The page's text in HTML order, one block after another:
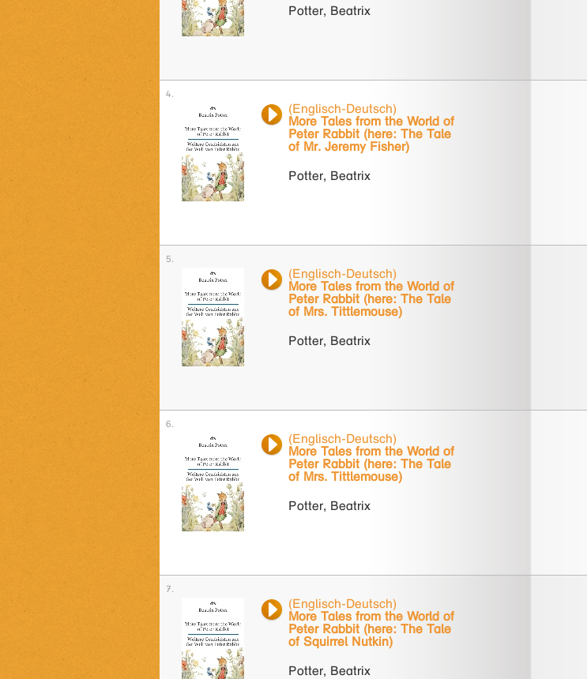
Potter, Beatrix
(Englisch-Deutsch)
More Tales from the World of
Peter Rabbit (here: The Tale
of Mr. Jeremy Fisher)
Potter, Beatrix
(Englisch-Deutsch)
More Tales from the World of
Peter Rabbit (here: The Tale
of Mrs. Tittlemouse)
Potter, Beatrix
(Englisch-Deutsch)
More Tales from the World of
Peter Rabbit (here: The Tale
of Mrs. Tittlemouse)
Potter, Beatrix
(Englisch-Deutsch)
More Tales from the World of
Peter Rabbit (here: The Tale
of Squirrel Nutkin)
Potter, Beatrix